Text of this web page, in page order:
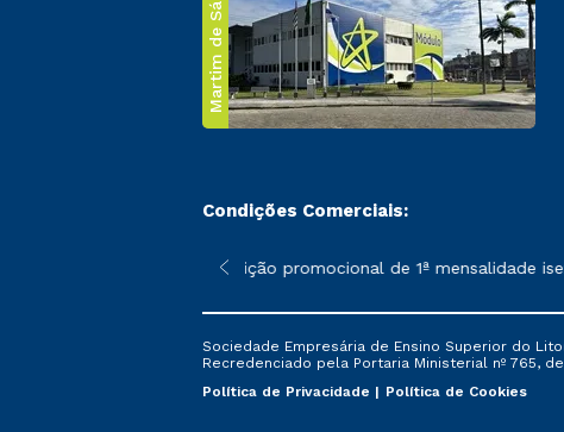
Martim de Sá
Condições Comerciais:
sofrer alterações nos períodos de rematrícula conforme
*A condição promocional de 1ª mensalidade
Sociedade Empresária de Ensino Superior do
Recredenciado pela Portaria Ministerial nº 765, de
Política de Privacidade
Política de Cookies